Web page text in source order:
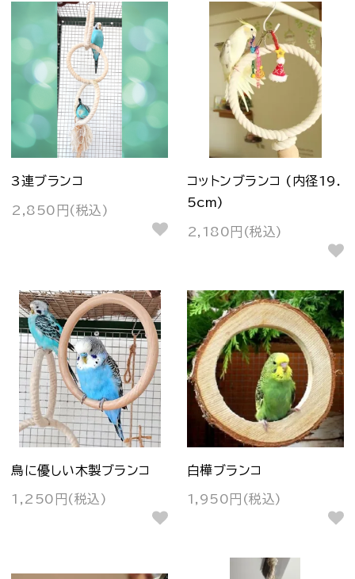
3連ブランコ
2,850円(税込)
コットンブランコ (内径19.
5cm)
2,180円(税込)
鳥に優しい木製ブランコ
1,250円(税込)
白樺ブランコ
1,950円(税込)